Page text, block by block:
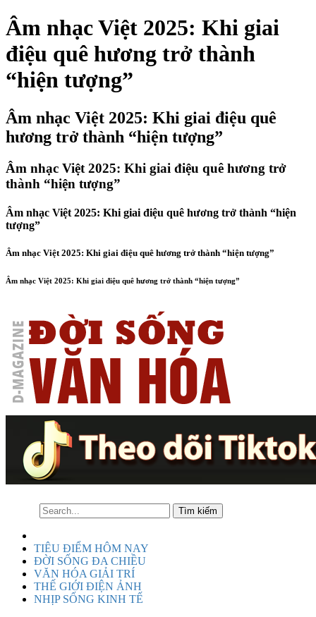
Âm nhạc Việt 2025: Khi giai
điệu quê hương trở thành
“hiện tượng”
Âm nhạc Việt 2025: Khi giai điệu quê
hương trở thành “hiện tượng”
Âm nhạc Việt 2025: Khi giai điệu quê hương trở
thành “hiện tượng”
Âm nhạc Việt 2025: Khi giai điệu quê hương trở thành “hiện
tượng”
Âm nhạc Việt 2025: Khi giai điệu quê hương trở thành “hiện tượng”
Âm nhạc Việt 2025: Khi giai điệu quê hương trở thành “hiện tượng”
TIÊU ĐIỂM HÔM NAY
ĐỜI SỐNG ĐA CHIỀU
VĂN HÓA GIẢI TRÍ
THẾ GIỚI ĐIỆN ẢNH
NHỊP SỐNG KINH TẾ